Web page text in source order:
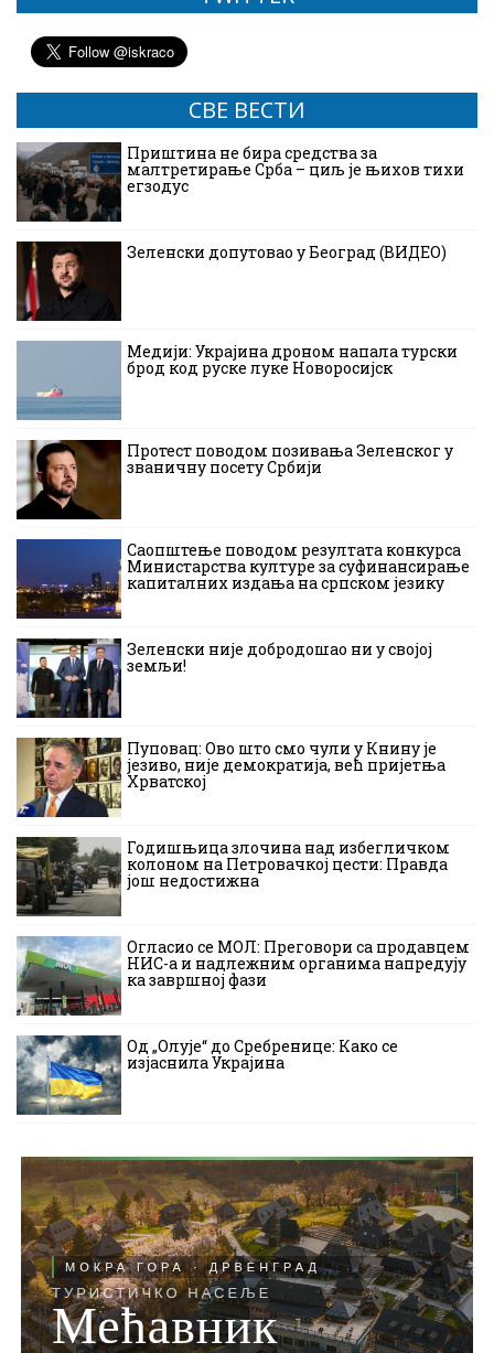
СВЕ ВЕСТИ
Приштина не бира средства за
малтретирање Срба – циљ је њихов тихи
егзодус
Зеленски допутовао у Београд (ВИДЕО)
Медији: Украјина дроном напала турски
брод код руске луке Новоросијск
Протест поводом позивања Зеленског у
званичну посету Србији
Саопштење поводом резултата конкурса
Министарства културе за суфинансирање
капиталних издања на српском језику
Зеленски није добродошао ни у својој
земљи!
Пуповац: Ово што смо чули у Книну је
језиво, није демократија, већ пријетња
Хрватској
Годишњица злочина над избегличком
колоном на Петровачкој цести: Правда
још недостижна
Огласио се МОЛ: Преговори са продавцем
НИС-а и надлежним органима напредују
ка завршној фази
Од „Олује“ до Сребренице: Како се
изјаснила Украјина